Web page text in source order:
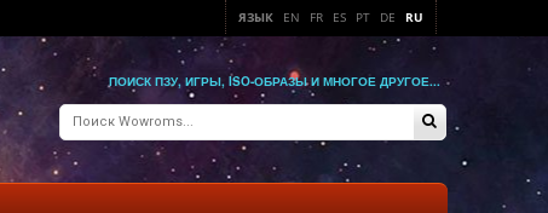
ЯЗЫК EN FR ES PT DE RU
ПОИСК ПЗУ, ИГРЫ, ISO-ОБРАЗЫ И МНОГОЕ ДРУГОЕ...